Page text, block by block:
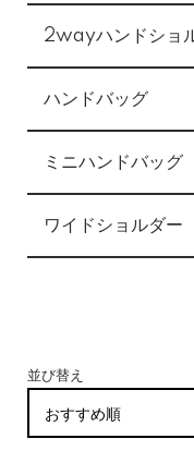
2wayハンドショ
ハンドバッグ
ミニハンドバッグ
ワイドショルダー
並び替え